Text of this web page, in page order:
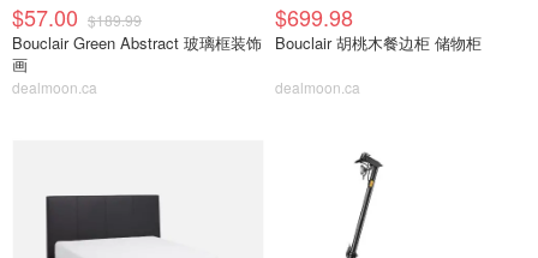
$57.00 $189.99
Bouclair Green Abstract 玻璃框装饰
画
dealmoon.ca
$699.98
Bouclair 胡桃木餐边柜 储物柜
dealmoon.ca